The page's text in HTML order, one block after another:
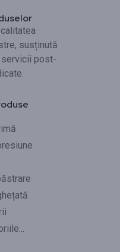
susținută
post-